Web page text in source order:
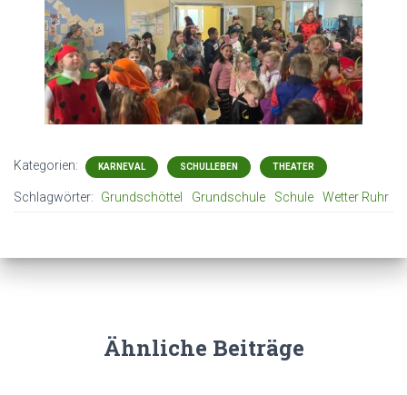
Kategorien: KARNEVAL SCHULLEBEN THEATER
Schlagwörter: Grundschöttel Grundschule Schule Wetter Ruhr
Ähnliche Beiträge